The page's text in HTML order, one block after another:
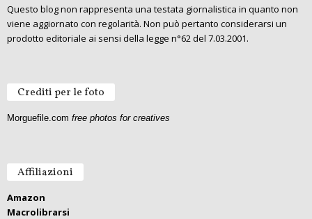
Questo blog non rappresenta una testata giornalistica in quanto non
viene aggiornato con regolarità. Non può pertanto considerarsi un
prodotto editoriale ai sensi della legge n°62 del 7.03.2001.
Crediti per le foto
Morguefile.com free photos for creatives
Affiliazioni
Amazon
Macrolibrarsi